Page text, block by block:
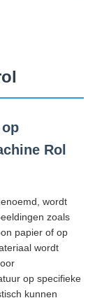
Rol
wordt
zoals
papier of op
wordt
op specifieke
kunnen